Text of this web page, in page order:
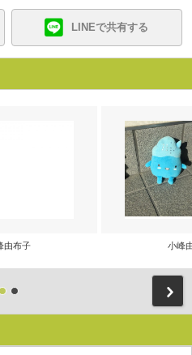
LINEで共有する
由布子 小峰